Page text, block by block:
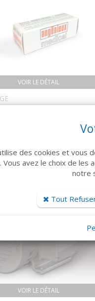
VOIR LE DÉTAIL
378
VOIR LE DÉTAIL
des cookies et vous
Vous avez le choix de les
notre
Tout